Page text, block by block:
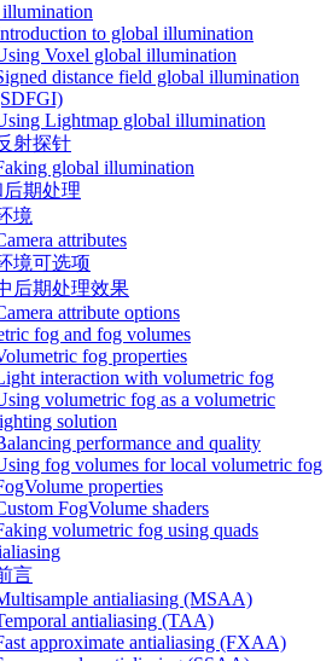
to global illumination
Voxel global illumination
distance field global illumination
Lightmap global illumination
射探针
global illumination
期处理
境
attributes
境可选项
后期处理效果
attribute options
fog and fog volumes
fog properties
interaction with volumetric fog
volumetric fog as a volumetric
solution
performance and quality
fog volumes for local volumetric fog
properties
FogVolume shaders
volumetric fog using quads
言
antialiasing (MSAA)
antialiasing (TAA)
approximate antialiasing (FXAA)